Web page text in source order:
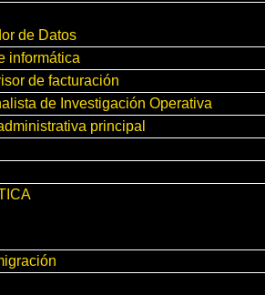
de Datos
informática
de facturación
de Investigación Operativa
principal